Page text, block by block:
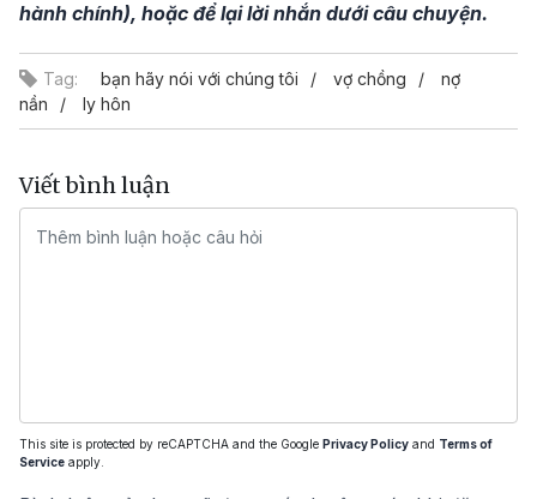
hành chính), hoặc để lại lời nhắn dưới câu chuyện.
Tag: bạn hãy nói với chúng tôi vợ chồng
nợ
nần
ly hôn
Viết bình luận
This site is protected by reCAPTCHA and the Google Privacy Policy and Terms of
Service apply.